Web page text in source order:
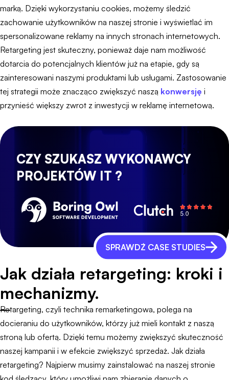
marką. Dzięki wykorzystaniu cookies, możemy śledzić
zachowanie użytkowników na naszej stronie i wyświetlać im
spersonalizowane reklamy na innych stronach internetowych.
Retargeting jest skuteczny, ponieważ daje nam możliwość
dotarcia do potencjalnych klientów już na etapie, gdy są
zainteresowani naszymi produktami lub usługami. Zastosowanie
tej strategii może znacząco zwiększyć naszą konwersję i
przynieść większy zwrot z inwestycji w reklamę internetową.
CZY SZUKASZ WYKONAWCY
PROJEKTÓW IT ?
SPRAWDŹ CASE STUDIES
Jak działa retargeting: kroki i
mechanizmy.
Retargeting, czyli technika remarketingowa, polega na
docieraniu do użytkowników, którzy już mieli kontakt z naszą
stroną lub ofertą. Dzięki temu możemy zwiększyć skuteczność
naszej kampanii i w efekcie zwiększyć sprzedaż. Jak działa
retargeting? Najpierw musimy zainstalować na naszej stronie